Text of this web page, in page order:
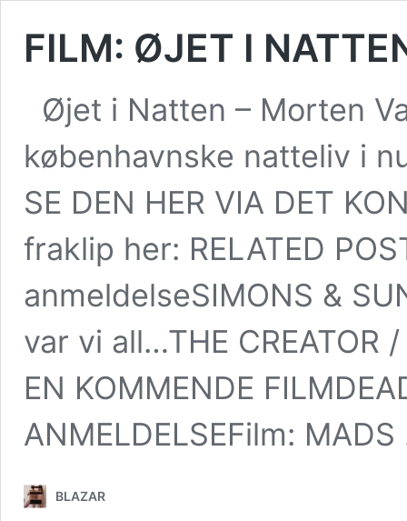
FILM: ØJET I
Øjet i Natten – Morten
københavnske natteliv i
SE DEN HER VIA DET
fraklip her: RELATED
anmeldelseSIMONS &
var vi all…THE CREATOR
EN KOMMENDE
ANMELDELSEFilm:
BLAZAR